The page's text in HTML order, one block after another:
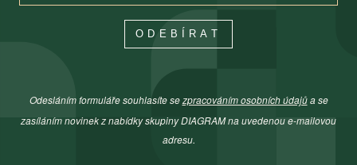
ODEBÍRAT
Odesláním formuláře souhlasíte sezpracováním osobních údajůa se
zasíláním novinek z nabídky skupiny DIAGRAM na uvedenou e-mailovou
adresu.